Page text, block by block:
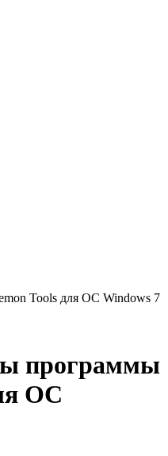
Tools для ОС Windows 7
программы
ОС